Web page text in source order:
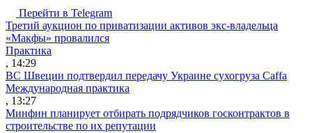
Перейти в Telegram
Третий аукцион по приватизации активов экс-владельца
«Макфы» провалился
Практика
, 14:29
ВС Швеции подтвердил передачу Украине сухогруза Caffa
Международная практика
, 13:27
Минфин планирует отбирать подрядчиков госконтрактов в
строительстве по их репутации